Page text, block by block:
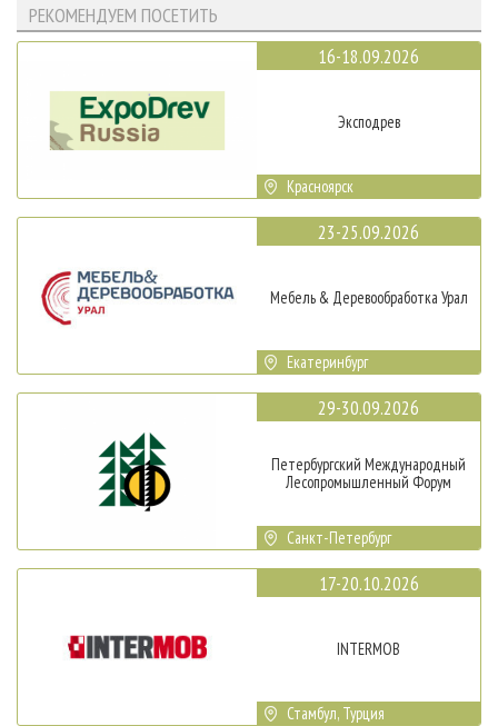
РЕКОМЕНДУЕМ ПОСЕТИТЬ
16-18.09.2026
Эксподрев
Красноярск
23-25.09.2026
Мебель & Деревообработка Урал
Екатеринбург
29-30.09.2026
Петербургский Международный
Лесопромышленный Форум
Санкт-Петербург
17-20.10.2026
INTERMOB
Стамбул, Турция